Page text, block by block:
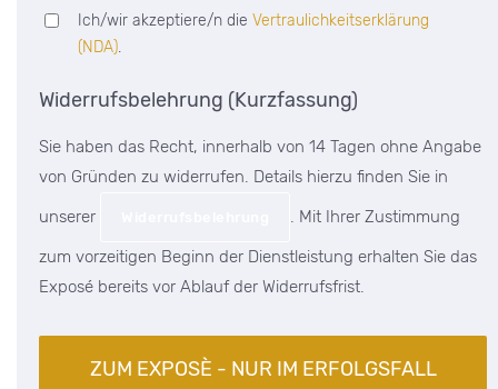
Ich/wir akzeptiere/n die Vertraulichkeitserklärung
(NDA).
Widerrufsbelehrung (Kurzfassung)
Sie haben das Recht, innerhalb von 14 Tagen ohne Angabe
von Gründen zu widerrufen. Details hierzu finden Sie in
unserer
. Mit Ihrer Zustimmung
zum vorzeitigen Beginn der Dienstleistung erhalten Sie das
Exposé bereits vor Ablauf der Widerrufsfrist.